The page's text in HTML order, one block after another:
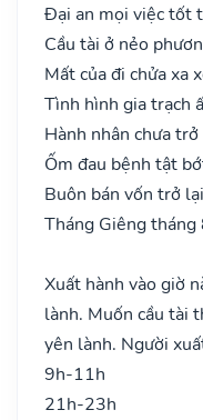
Đại an mọi việc tốt
Cầu tài ở nẻo
Mất của đi chửa xa
Tình hình gia trạch
Hành nhân chưa
Ốm đau bệnh tật
Buôn bán vốn trở
Tháng Giêng tháng
Xuất hành vào giờ
lành. Muốn cầu tài
yên lành. Người
9h-11h
21h-23h